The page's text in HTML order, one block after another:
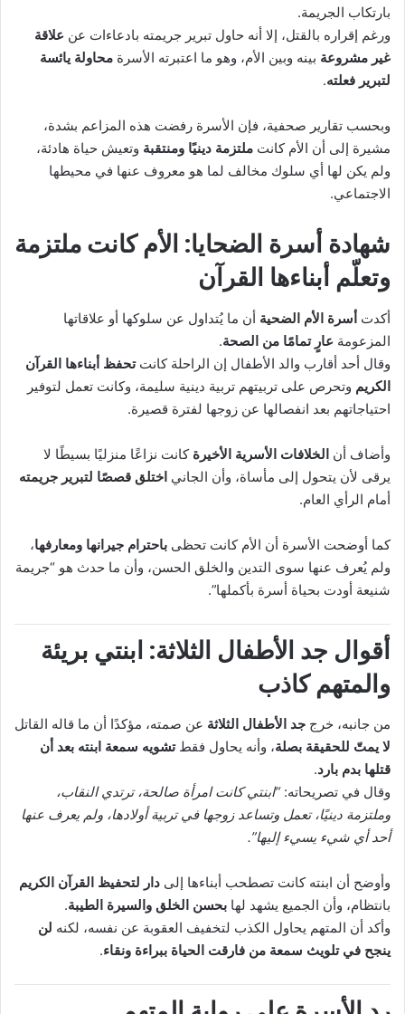
بارتكاب الجريمة.
ورغم إقراره بالقتل، إلا أنه حاول تبرير جريمته بادعاءات عن علاقة
غير مشروعة بينه وبين الأم، وهو ما اعتبرته الأسرة محاولة يائسة
لتبرير فعلته.
وبحسب تقارير صحفية، فإن الأسرة رفضت هذه المزاعم بشدة،
مشيرة إلى أن الأم كانت ملتزمة دينيًا ومنتقبة وتعيش حياة هادئة،
ولم يكن لها أي سلوك مخالف لما هو معروف عنها في محيطها
الاجتماعي.
شهادة أسرة الضحايا: الأم كانت ملتزمة
وتعلّم أبناءها القرآن
أكدت أسرة الأم الضحية أن ما يُتداول عن سلوكها أو علاقاتها
المزعومة عارٍ تمامًا من الصحة.
وقال أحد أقارب والد الأطفال إن الراحلة كانتتحفظ أبناءها القرآن
الكريم وتحرص على تربيتهم تربية دينية سليمة، وكانت تعمل لتوفير
احتياجاتهم بعد انفصالها عن زوجها لفترة قصيرة.
وأضاف أن الخلافات الأسرية الأخيرة كانت نزاعًا منزليًا بسيطًا لا
يرقى لأن يتحول إلى مأساة، وأن الجاني اختلق قصصًا لتبرير جريمته
أمام الرأي العام.
كما أوضحت الأسرة أن الأم كانت تحظى باحترام جيرانها ومعارفها،
ولم يُعرف عنها سوى التدين والخلق الحسن، وأن ما حدث هو “جريمة
شنيعة أودت بحياة أسرة بأكملها”.
أقوال جد الأطفال الثلاثة: ابنتي بريئة
والمتهم كاذب
من جانبه، خرج جد الأطفال الثلاثة عن صمته، مؤكدًا أن ما قاله القاتل
لا يمتّ للحقيقة بصلة، وأنه يحاول فقطتشويه سمعة ابنته بعد أن
قتلها بدم بارد.
وقال في تصريحاته:“ابنتي كانت امرأة صالحة، ترتدي النقاب،
وملتزمة دينيًا، تعمل وتساعد زوجها في تربية أولادها، ولم يعرف عنها
أحد أي شيء يسيء إليها”.
وأوضح أن ابنته كانت تصطحب أبناءها إلى دار لتحفيظ القرآن الكريم
بانتظام، وأن الجميع يشهد لها بحسن الخلق والسيرة الطيبة.
وأكد أن المتهم يحاول الكذب لتخفيف العقوبة عن نفسه، لكنه لن
ينجح في تلويث سمعة من فارقت الحياة ببراءة ونقاء.